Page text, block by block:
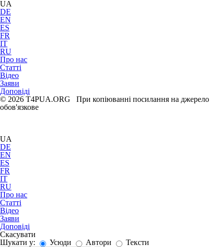
UA
DE
EN
ES
FR
IT
RU
Про нас
Статті
Відео
Заяви
Доповіді
© 2026 T4PUA.ORG При копіюванні посилання на джерело
обов'язкове
UA
DE
EN
ES
FR
IT
RU
Про нас
Статті
Відео
Заяви
Доповіді
Скасувати
Шукати у:
Усюди Автори Тексти